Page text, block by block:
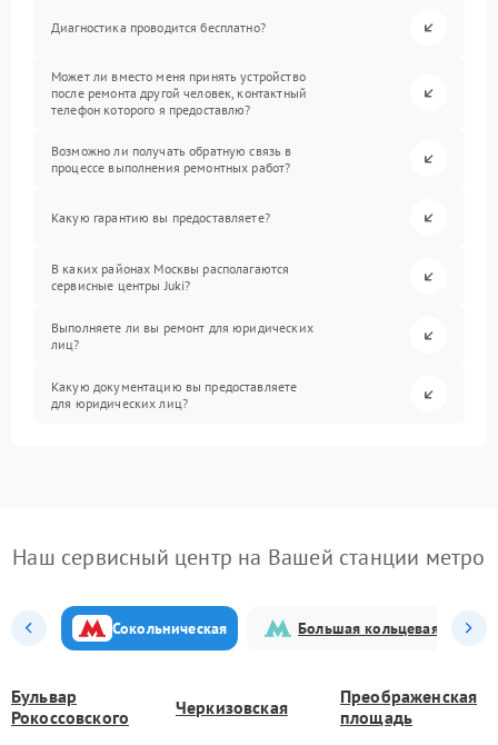
Диагностика проводится бесплатно?
Может ли вместо меня принять устройство
после ремонта другой человек, контактный
телефон которого я предоставлю?
Возможно ли получать обратную связь в
процессе выполнения ремонтных работ?
Какую гарантию вы предоставляете?
В каких районах Москвы располагаются
сервисные центры Juki?
Выполняете ли вы ремонт для юридических
лиц?
Какую документацию вы предоставляете
для юридических лиц?
Наш сервисный центр на Вашей станции метро
Сокольническая Большая кольцевая
Бульвар
Рокоссовского
Черкизовская
Преображенская
площадь